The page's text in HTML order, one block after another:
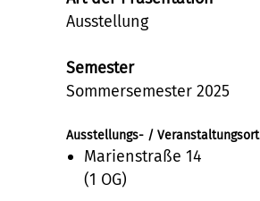
Ausstellung
Semester
Sommersemester 2025
Ausstellungs- / Veranstaltungsort
Marienstraße 14
(1 OG)